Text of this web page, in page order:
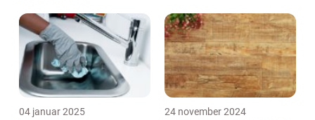
04 januar 2025 24 november 2024